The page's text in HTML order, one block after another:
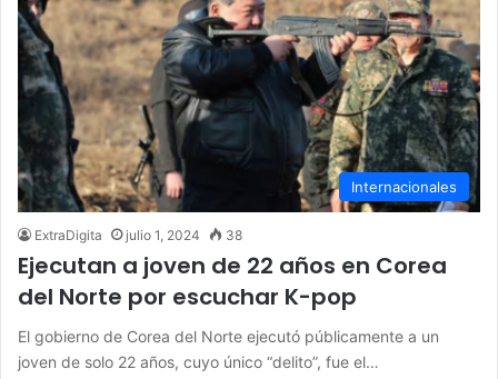
Internacionales
ExtraDigita julio 1, 2024 38
Ejecutan a joven de 22 años en Corea
del Norte por escuchar K-pop
El gobierno de Corea del Norte ejecutó públicamente a un
joven de solo 22 años, cuyo único “delito”, fue el…